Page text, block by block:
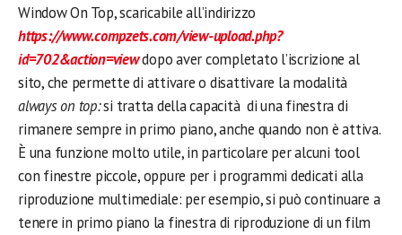
Window On Top, scaricabile all’indirizzo
https://www.compzets.com/view-upload.php?
id=702&action=viewdopo aver completato l’iscrizione al
sito, che permette di attivare o disattivare la modalità
always on top:si tratta della capacità di una finestra di
rimanere sempre in primo piano, anche quando non è attiva.
È una funzione molto utile, in particolare per alcuni tool
con finestre piccole, oppure per i programmi dedicati alla
riproduzione multimediale: per esempio, si può continuare a
tenere in primo piano la finestra di riproduzione di un film